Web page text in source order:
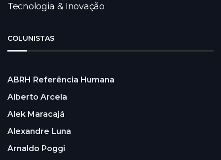
Tecnologia & Inovação
COLUNISTAS
ABRH Referência Humana
Alberto Arcela
Alek Maracajá
Alexandre Luna
Arnaldo Poggi